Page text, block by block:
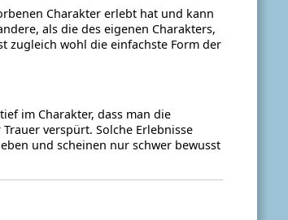
Charakter erlebt hat und kann
als die des eigenen Charakters,
zugleich wohl die einfachste Form der
im Charakter, dass man die
verspürt. Solche Erlebnisse
und scheinen nur schwer bewusst